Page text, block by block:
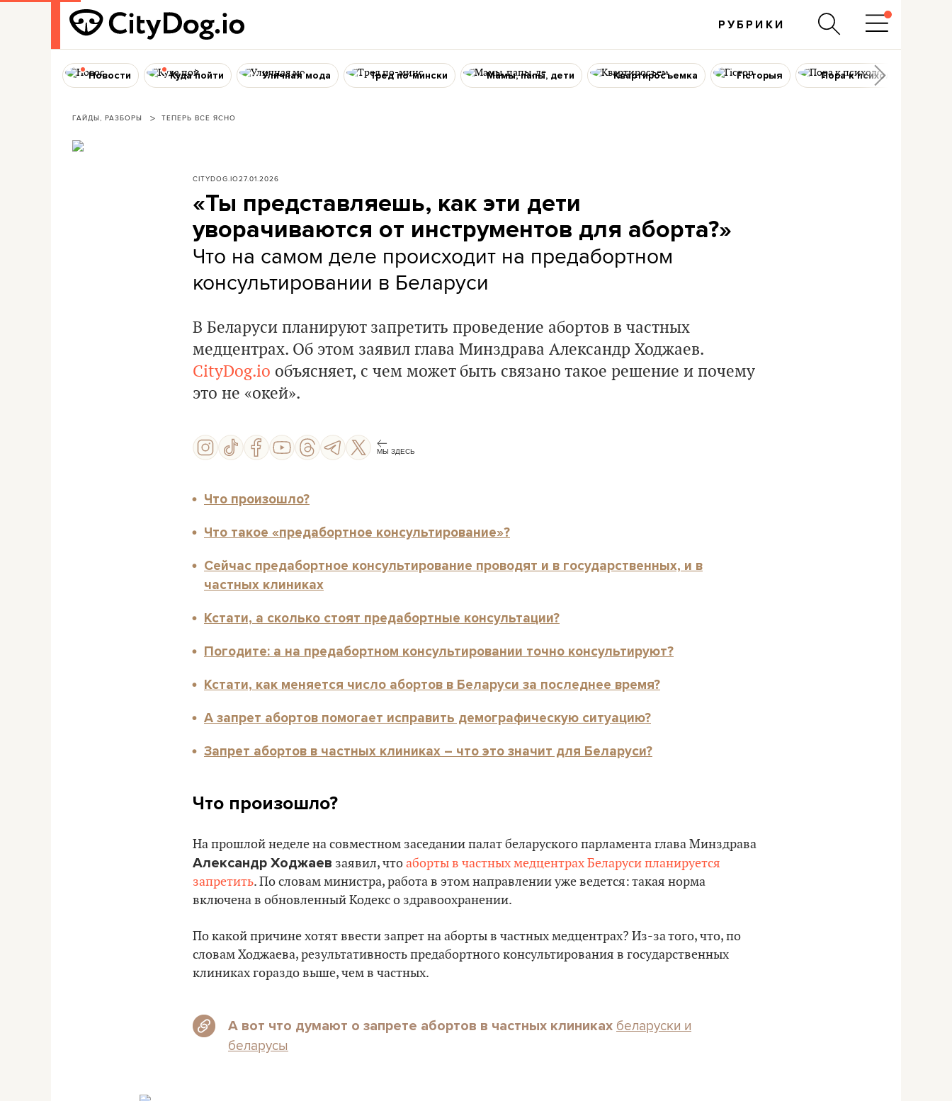
РУБРИКИ
Новости Куда пойти Уличная мода Тред по-мински Мамы, папы, дети Квартиросъемка Гісторыя Пора к психологу
ГАЙДЫ, РАЗБОРЫ ТЕПЕРЬ ВСЕ ЯСНО
CITYDOG.IO27.01.2026
«Ты представляешь, как эти дети
уворачиваются от инструментов для аборта?»
Что на самом деле происходит на предабортном
консультировании в Беларуси
В Беларуси планируют запретить проведение абортов в частных
медцентрах. Об этом заявил глава Минздрава Александр Ходжаев.
CityDog.io объясняет, с чем может быть связано такое решение и почему
это не «окей».
МЫ ЗДЕСЬ
Что произошло?
Что такое «предабортное консультирование»?
Сейчас предабортное консультирование проводят и в государственных, и в
частных клиниках
Кстати, а сколько стоят предабортные консультации?
Погодите: а на предабортном консультировании точно консультируют?
Кстати, как меняется число абортов в Беларуси за последнее время?
А запрет абортов помогает исправить демографическую ситуацию?
Запрет абортов в частных клиниках – что это значит для Беларуси?
Что произошло?
На прошлой неделе на совместном заседании палат беларуского парламента глава Минздрава
Александр Ходжаев заявил, чтоаборты в частных медцентрах Беларуси планируется
запретить. По словам министра, работа в этом направлении уже ведется: такая норма
включена в обновленный Кодекс о здравоохранении.
По какой причине хотят ввести запрет на аборты в частных медцентрах? Из-за того, что, по
словам Ходжаева, результативность предабортного консультирования в государственных
клиниках гораздо выше, чем в частных.
А вот что думают о запрете абортов в частных клиниках беларуски и
беларусы